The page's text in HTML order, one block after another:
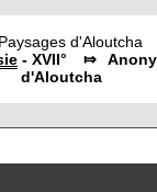
- XVII° ⤇
d'Aloutcha